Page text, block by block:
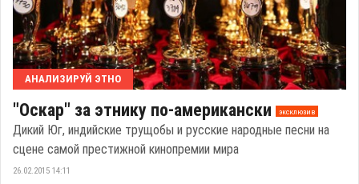
АНАЛИЗИРУЙ ЭТНО
"Оскар" за этнику по-американски эксклюзив
Дикий Юг, индийские трущобы и русские народные песни на
сцене самой престижной кинопремии мира
26.02.2015 14:11